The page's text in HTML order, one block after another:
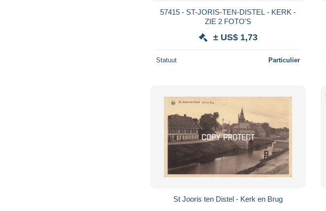
57415 - ST-JORIS-TEN-DISTEL - KERK -
ZIE 2 FOTO'S
± US$ 1,73
Statuut Particulier
St Jooris ten Distel - Kerk en Brug